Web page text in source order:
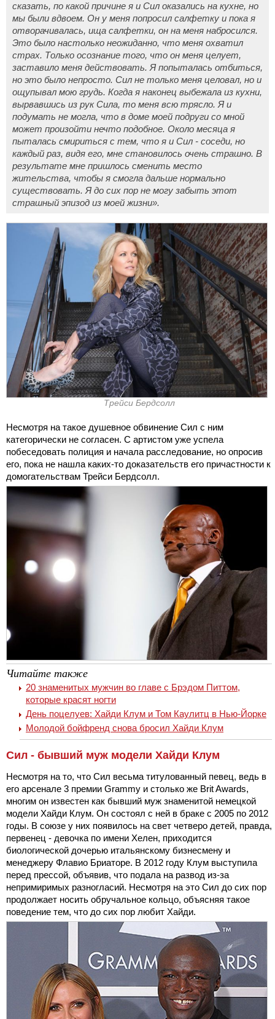
сказать, по какой причине я и Сил оказались на кухне, но
мы были вдвоем. Он у меня попросил салфетку и пока я
отворачивалась, ища салфетки, он на меня набросился.
Это было настолько неожиданно, что меня охватил
страх. Только осознание того, что он меня целует,
заставило меня действовать. Я попыталась отбиться,
но это было непросто. Сил не только меня целовал, но и
ощупывал мою грудь. Когда я наконец выбежала из кухни,
вырвавшись из рук Сила, то меня всю трясло. Я и
подумать не могла, что в доме моей подруги со мной
может произойти нечто подобное. Около месяца я
пыталась смириться с тем, что я и Сил - соседи, но
каждый раз, видя его, мне становилось очень страшно. В
результате мне пришлось сменить место
жительства, чтобы я смогла дальше нормально
существовать. Я до сих пор не могу забыть этот
страшный эпизод из моей жизни».
Трейси Бердсолл
Несмотря на такое душевное обвинение Сил с ним
категорически не согласен. С артистом уже успела
побеседовать полиция и начала расследование, но опросив
его, пока не нашла каких-то доказательств его причастности к
домогательствам Трейси Бердсолл.
Читайте также
20 знаменитых мужчин во главе с Брэдом Питтом,
которые красят ногти
День поцелуев: Хайди Клум и Том Каулитц в Нью-Йорке
Молодой бойфренд снова бросил Хайди Клум
Сил - бывший муж модели Хайди Клум
Несмотря на то, что Сил весьма титулованный певец, ведь в
его арсенале 3 премии Grammy и столько же Brit Awards,
многим он известен как бывший муж знаменитой немецкой
модели Хайди Клум. Он состоял с ней в браке с 2005 по 2012
годы. В союзе у них появилось на свет четверо детей, правда,
первенец - девочка по имени Хелен, приходится
биологической дочерью итальянскому бизнесмену и
менеджеру Флавио Бриаторе. В 2012 году Клум выступила
перед прессой, объявив, что подала на развод из-за
непримиримых разногласий. Несмотря на это Сил до сих пор
продолжает носить обручальное кольцо, объясняя такое
поведение тем, что до сих пор любит Хайди.